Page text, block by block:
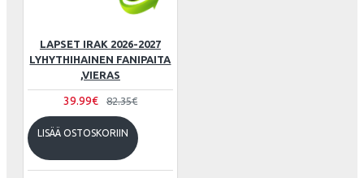
LAPSET IRAK 2026-2027
LYHYTHIHAINEN FANIPAITA
,VIERAS
39.99€ 82.35€
LISÄÄ OSTOSKORIIN